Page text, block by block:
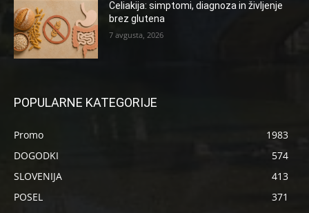
Celiakija: simptomi, diagnoza in življenje
brez glutena
7 avgusta, 2026
POPULARNE KATEGORIJE
Promo
1983
DOGODKI
574
SLOVENIJA
413
POSEL
371